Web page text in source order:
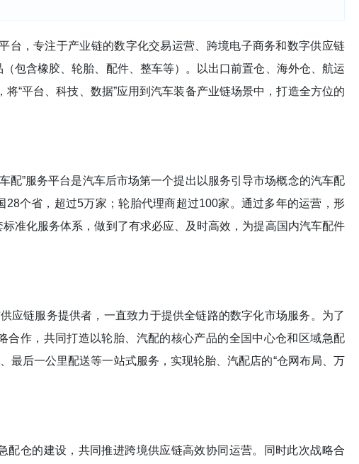
台，专注于产业链的数字化交易运营、跨境电子商务和数字供应链
包含橡胶、轮胎、配件、整车等）。以出口前置仓 、海外仓、航运
“平台、科技、数据”应用到汽车装备产业链场景中，打造全方位的
配”服务平台是汽车后市场第一个提出以服务引导市场概念的汽车配
28个省，超过5万家；轮胎代理商超过100家。通过多年的运营，形
准化服务体系，做到了有求必应、及时高效，为提高国内汽车配件
应链服务提供者，一直致力于提供全链路的数字化市场服务。为了
作，共同打造以轮胎、汽配的核心产品的全国中心仓和区域急配
最后一公里配送等一站式服务，实现轮胎、汽配店的“仓网布局、万
仓的建设，共同推进跨境供应链高效协同运营。同时此次战略合